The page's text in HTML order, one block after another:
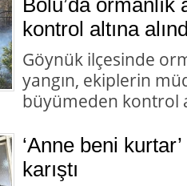
kontrol altına
Göynük ilçesinde
yangın, ekiplerin
büyümeden kontrol
‘Anne beni
karıştı